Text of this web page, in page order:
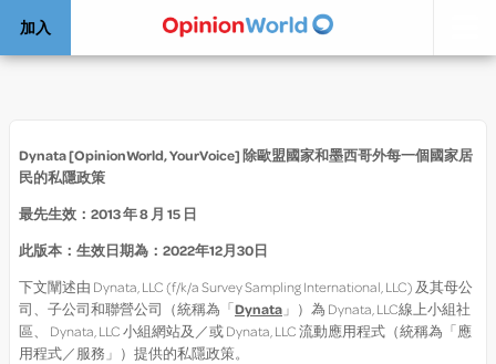
加入
Dynata [OpinionWorld, YourVoice]除歐盟國家和墨西哥外每一個國家居
民的私隱政策
最先生效： 2013年8 月 15 日
此版本：生效日期為： 2022年12月30日
下文闡述由 Dynata, LLC (f/k/a Survey Sampling International, LLC) 及其母公
司、子公司和聯營公司（統稱為「Dynata 」）為 Dynata, LLC線上小組社
區、 Dynata, LLC 小組網站及／或 Dynata, LLC 流動應用程式（統稱為「應
用程式／服務」）提供的私隱政策。